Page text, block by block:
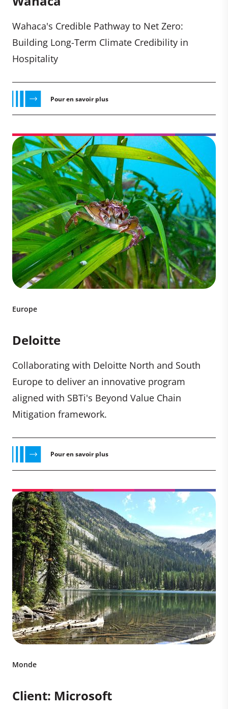
Wahaca's Credible Pathway to Net Zero:
Building Long-Term Climate Credibility in
Hospitality
Pour en savoir plus
Europe
Deloitte
Collaborating with Deloitte North and South
Europe to deliver an innovative program
aligned with SBTi's Beyond Value Chain
Mitigation framework.
Pour en savoir plus
Monde
Client: Microsoft